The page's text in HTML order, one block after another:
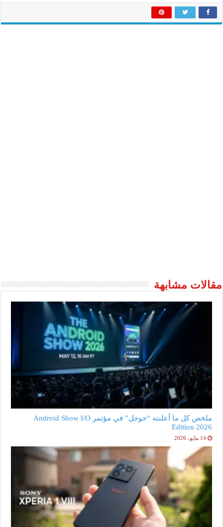
مقالات مشابهة
ملخص كل ما أعلنته “جوجل” في مؤتمر Android Show I/O
Edition 2026
14 مايو، 2026